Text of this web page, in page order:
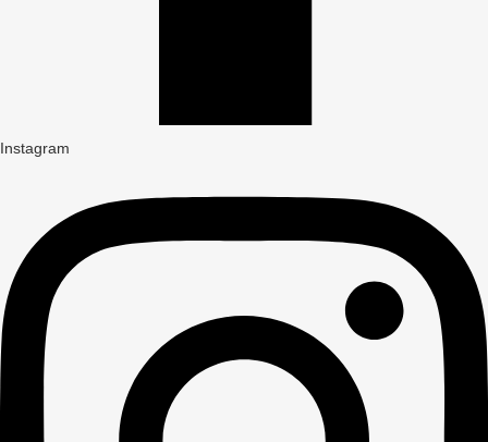
Instagram